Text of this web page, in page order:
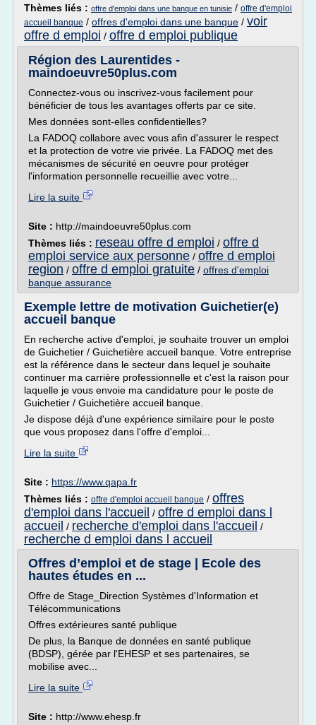
Thèmes liés : offre d'emploi dans une banque en tunisie / offre d'emploi
accueil banque / offres d'emploi dans une banque / voir
offre d emploi / offre d emploi publique
Région des Laurentides -
maindoeuvre50plus.com
Connectez-vous ou inscrivez-vous facilement pour
bénéficier de tous les avantages offerts par ce site.
Mes données sont-elles confidentielles?
La FADOQ collabore avec vous afin d'assurer le respect
et la protection de votre vie privée. La FADOQ met des
mécanismes de sécurité en oeuvre pour protéger
l'information personnelle recueillie avec votre...
Lire la suite
Site : http://maindoeuvre50plus.com
Thèmes liés : reseau offre d emploi / offre d
emploi service aux personne / offre d emploi
region / offre d emploi gratuite / offres d'emploi
banque assurance
Exemple lettre de motivation Guichetier(e)
accueil banque
En recherche active d'emploi, je souhaite trouver un emploi
de Guichetier / Guichetière accueil banque. Votre entreprise
est la référence dans le secteur dans lequel je souhaite
continuer ma carrière professionnelle et c'est la raison pour
laquelle je vous envoie ma candidature pour le poste de
Guichetier / Guichetière accueil banque.
Je dispose déjà d'une expérience similaire pour le poste
que vous proposez dans l'offre d'emploi...
Lire la suite
Site : https://www.qapa.fr
Thèmes liés : offre d'emploi accueil banque / offres
d'emploi dans l'accueil / offre d emploi dans l
accueil / recherche d'emploi dans l'accueil /
recherche d emploi dans l accueil
Offres d’emploi et de stage | Ecole des
hautes études en ...
Offre de Stage_Direction Systèmes d'Information et
Télécommunications
Offres extérieures santé publique
De plus, la Banque de données en santé publique
(BDSP), gérée par l'EHESP et ses partenaires, se
mobilise avec...
Lire la suite
Site : http://www.ehesp.fr